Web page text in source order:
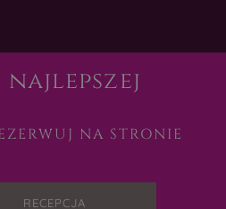
SIĘ NA STRONIE
RECEPCJA